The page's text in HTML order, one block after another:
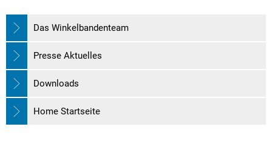
Das Winkelbandenteam
Presse Aktuelles
Downloads
Home Startseite